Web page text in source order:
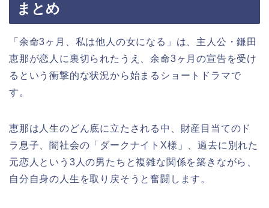
まとめ
「余命3ヶ月、私は他人の女になる」は、主人公・鎌田
恵那が恋人に裏切られたうえ、余命3ヶ月の宣告を受け
るという衝撃的な状況から始まるショートドラマで
す。
恵那は人生のどん底に立たされる中、財産目当てのド
ラ息子、闇社会の「ダークナイトX様」、過去に別れた
元恋人という3人の男たちと複雑な関係を築きながら、
自分自身の人生を取り戻そうと奮闘します。